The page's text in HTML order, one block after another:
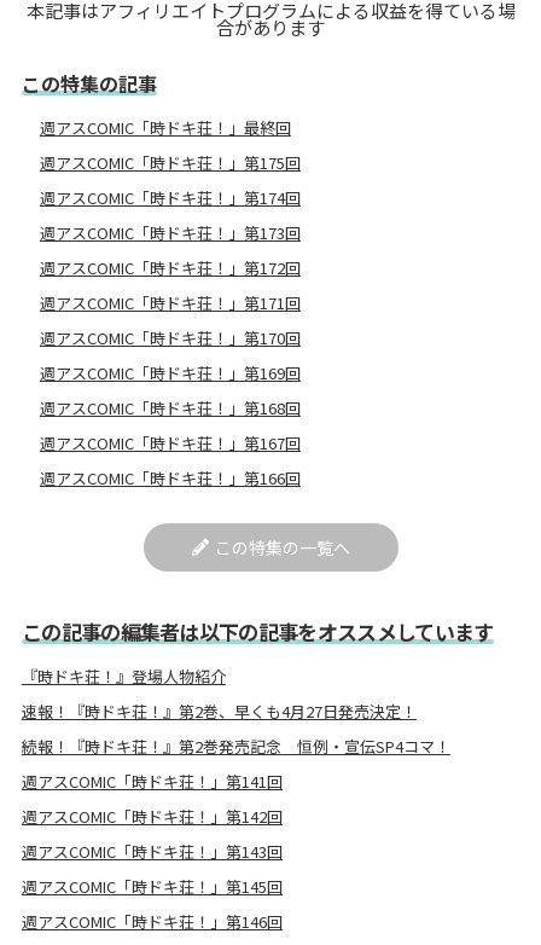
本記事はアフィリエイトプログラムによる収益を得ている場
合があります
この特集の記事
週アスCOMIC「時ドキ荘！」最終回
週アスCOMIC「時ドキ荘！」第175回
週アスCOMIC「時ドキ荘！」第174回
週アスCOMIC「時ドキ荘！」第173回
週アスCOMIC「時ドキ荘！」第172回
週アスCOMIC「時ドキ荘！」第171回
週アスCOMIC「時ドキ荘！」第170回
週アスCOMIC「時ドキ荘！」第169回
週アスCOMIC「時ドキ荘！」第168回
週アスCOMIC「時ドキ荘！」第167回
週アスCOMIC「時ドキ荘！」第166回
この特集の一覧へ
この記事の編集者は以下の記事をオススメしています
『時ドキ荘！』登場人物紹介
速報！『時ドキ荘！』第2巻、早くも4月27日発売決定！
続報！『時ドキ荘！』第2巻発売記念 恒例・宣伝SP4コマ！
週アスCOMIC「時ドキ荘！」第141回
週アスCOMIC「時ドキ荘！」第142回
週アスCOMIC「時ドキ荘！」第143回
週アスCOMIC「時ドキ荘！」第145回
週アスCOMIC「時ドキ荘！」第146回